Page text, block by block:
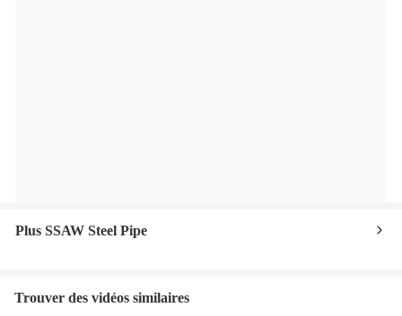
Plus SSAW Steel Pipe
Trouver des vidéos similaires